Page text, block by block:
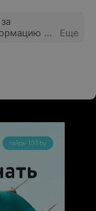
и
Еще